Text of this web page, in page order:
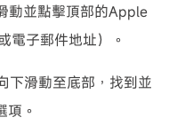
動並點擊頂部的Apple
電子郵件地址）。
下滑動至底部，找到並
。